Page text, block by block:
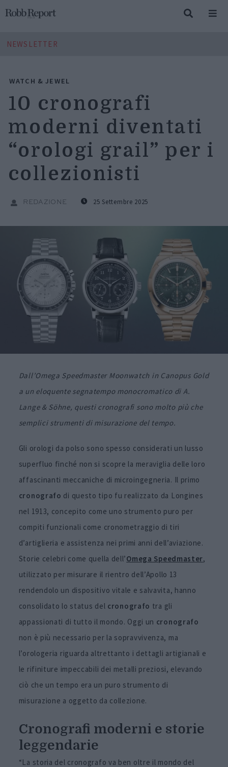
NEWSLETTER
WATCH & JEWEL
10 cronografi
moderni diventati
“orologi grail” per i
collezionisti
REDAZIONE 25 Settembre 2025
Dall’Omega Speedmaster Moonwatch in Canopus Gold
a un eloquente segnatempo monocromatico di A.
Lange & Söhne, questi cronografi sono molto più che
semplici strumenti di misurazione del tempo.
Gli orologi da polso sono spesso considerati un lusso
superfluo finché non si scopre la meraviglia delle loro
affascinanti meccaniche di microingegneria. Il primo
cronografo di questo tipo fu realizzato da Longines
nel 1913, concepito come uno strumento puro per
compiti funzionali come cronometraggio di tiri
d’artiglieria e assistenza nei primi anni dell’aviazione.
Storie celebri come quella dell’Omega Speedmaster,
utilizzato per misurare il rientro dell’Apollo 13
rendendolo un dispositivo vitale e salvavita, hanno
consolidato lo status del cronografo tra gli
appassionati di tutto il mondo. Oggi un cronografo
non è più necessario per la sopravvivenza, ma
l’orologeria riguarda altrettanto i dettagli artigianali e
le rifiniture impeccabili dei metalli preziosi, elevando
ciò che un tempo era un puro strumento di
misurazione a oggetto da collezione.
Cronografi moderni e storie
leggendarie
“La storia del cronografo va ben oltre il mondo del